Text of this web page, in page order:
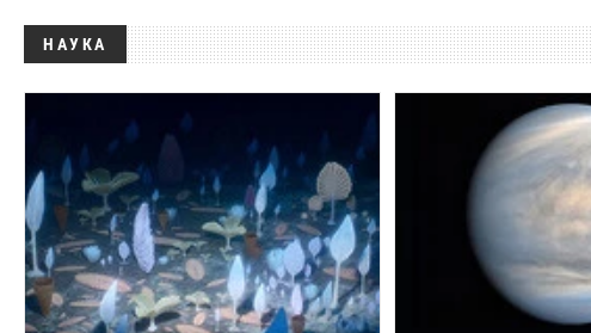
НАУКА